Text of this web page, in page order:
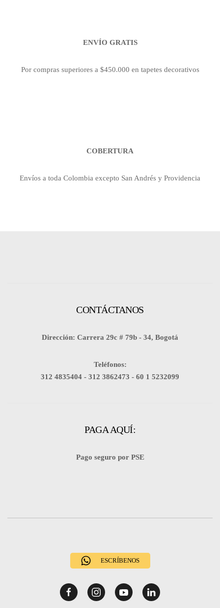
ENVÍO GRATIS
Por compras superiores a $450.000 en tapetes decorativos
COBERTURA
Envíos a toda Colombia excepto San Andrés y Providencia
CONTÁCTANOS
Dirección: Carrera 29c # 79b - 34, Bogotá
Teléfonos:
312 4835404 - 312 3862473 - 60 1 5232099
PAGA AQUÍ:
Pago seguro por PSE
ESCRÍBENOS